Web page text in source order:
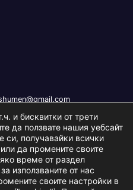
.|Изработка: S.I.T Solutions
и бисквитки от трети
да ползвате нашия уебсайт
си, получавайки всички
да промените своите
време от раздел
използваните от нас
своите настройки в